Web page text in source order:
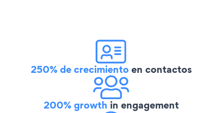
250% de crecimientoen contactos
200% growth in engagement